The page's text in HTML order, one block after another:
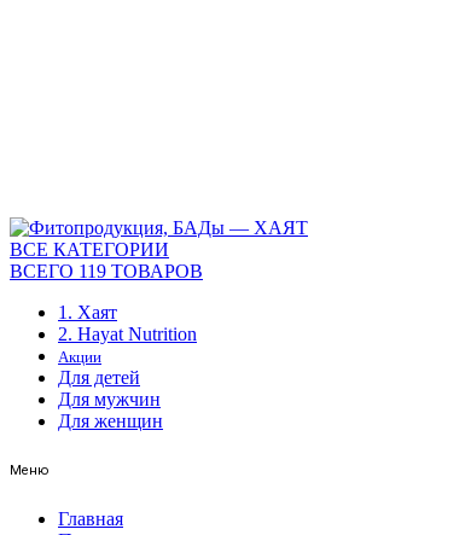
ВСЕ КАТЕГОРИИ
ВСЕГО 119 ТОВАРОВ
1. Хаят
2. Hayat Nutrition
Акции
Для детей
Для мужчин
Для женщин
Меню
Главная